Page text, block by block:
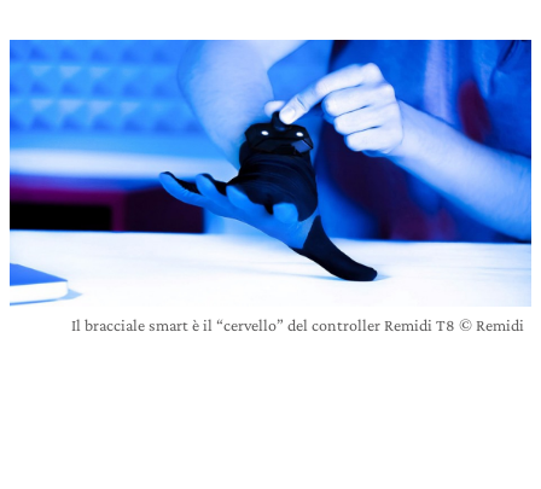
Il bracciale smart è il “cervello” del controller Remidi T8 © Remidi